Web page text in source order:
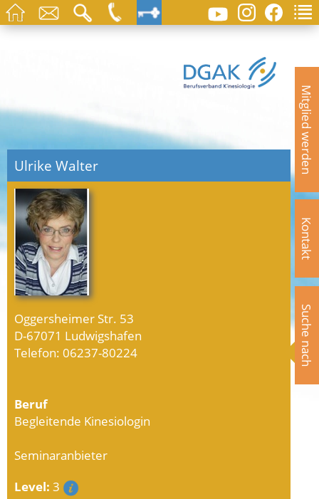
Mitglied werden
Kontakt
Suche nach
Ulrike Walter
Oggersheimer Str. 53
D-67071 Ludwigshafen
Telefon: 06237-80224
Beruf
Begleitende Kinesiologin
Seminaranbieter
Level: 3